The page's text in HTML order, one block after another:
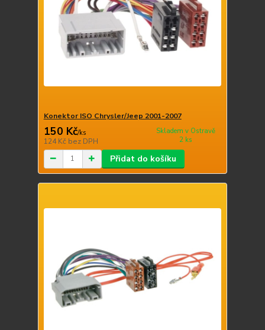
Konektor ISO Chrysler/Jeep 2001-2007
150 Kč/ks
124 Kč bez DPH
Skladem v Ostravě
2 ks
Přidat do košíku